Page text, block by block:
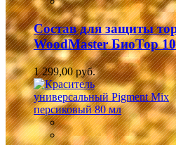
Состав для защиты
WoodMaster БиоТор
1 299,00 руб.